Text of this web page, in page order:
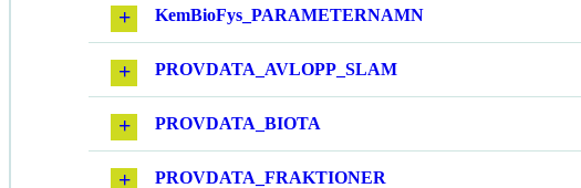
KemBioFys_PARAMETERNAMN
PROVDATA_AVLOPP_SLAM
PROVDATA_BIOTA
PROVDATA_FRAKTIONER